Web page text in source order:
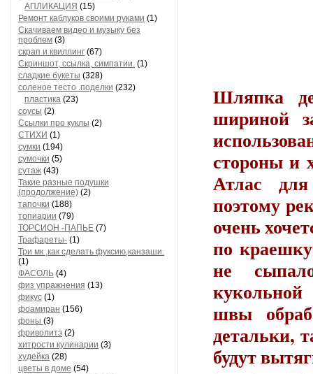
АПЛИКАЦИЯ (15)
Ремонт каблуков своими руками (1)
Скачиваем видео и музыку без
проблем (3)
скрап и квиллинг (67)
Скриншот, ссылка, симпатии. (1)
сладкие букеты (328)
соленое тесто .поделки (232)
пластика (23)
соусы (2)
Ссылки про куклы (2)
СТИХИ (1)
сумки (194)
сумочки (5)
сутаж (43)
Такие разные подушки
(продолжение) (2)
тапочки (188)
топиарии (79)
ТОРСИОН -ПАПЬЕ (7)
Трафареты- (1)
Три мк ,как сделать фуксию,канзаши.
(1)
ФАСОЛЬ (4)
физ упражнения (13)
фикус (1)
фоамиран (156)
фоны (3)
фриволитэ (2)
хитрости кулинарии (3)
худейка (28)
цветы в доме (54)
Шляпка
шириной
стороны и
Атлас
поэтому
очень
по
не
швы
детальки,
будут